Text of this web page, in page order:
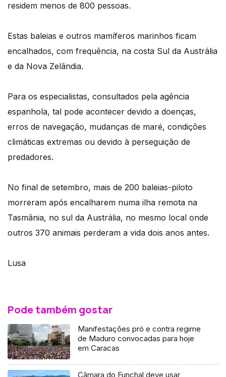
residem menos de 800 pessoas.
Estas baleias e outros mamíferos marinhos ficam
encalhados, com frequência, na costa Sul da Austrália
e da Nova Zelândia.
Para os especialistas, consultados pela agência
espanhola, tal pode acontecer devido a doenças,
erros de navegação, mudanças de maré, condições
climáticas extremas ou devido à perseguição de
predadores.
No final de setembro, mais de 200 baleias-piloto
morreram após encalharem numa ilha remota na
Tasmânia, no sul da Austrália, no mesmo local onde
outros 370 animais perderam a vida dois anos antes.
Lusa
Pode também gostar
Manifestações pró e contra regime
de Maduro convocadas para hoje
em Caracas
Câmara do Funchal deve usar